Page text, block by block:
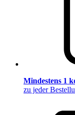
Mindestens 1
zu jeder